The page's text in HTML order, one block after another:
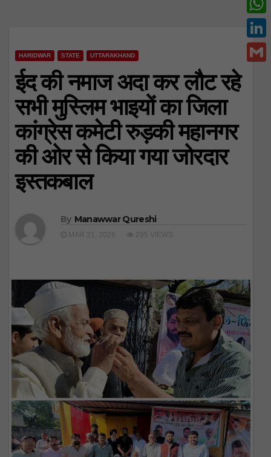
HARIDWAR STATE UTTARAKHAND
ईद की नमाज अदा कर लौट रहे
सभी मुस्लिम भाइयों का जिला
कांग्रेस कमेटी रुड़की महानगर
की ओर से किया गया जोरदार
इस्तकबाल
By Manawwar Qureshi
MAR 21, 2026 295 VIEWS
c
e
w
i
W
h
a
L